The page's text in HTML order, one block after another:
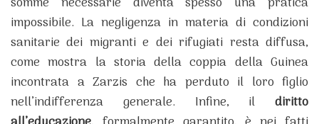
impossibile. La negligenza in materia di condizioni
sanitarie dei migranti e dei rifugiati resta diffusa,
come mostra la storia della coppia della Guinea
incontrata a Zarzis che ha perduto il loro figlio
nell’indifferenza generale. Infine, il diritto